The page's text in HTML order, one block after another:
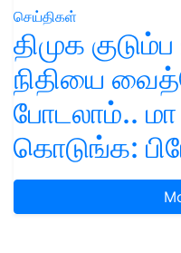
செய்திகள்
திமுக
நிதியை
போடலாம்.. மா
கொடுங்க: